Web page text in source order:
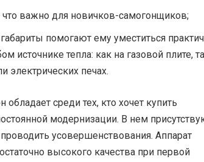
важно для новичков-самогонщиков;
помогают ему уместиться
источнике тепла: как на газовой плите,
электрических печах.
среди тех, кто хочет купить
модернизации. В нем
усовершенствования. Аппарат
высокого качества при первой